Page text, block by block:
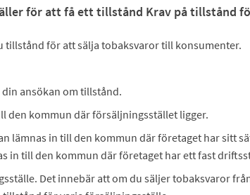
för att få ett tillstånd Krav på tillstånd
tillstånd för att sälja tobaksvaror till konsumenter.
ansökan om tillstånd.
den kommun där försäljningsstället ligger.
lämnas in till den kommun där företaget har sitt
in till den kommun där företaget har ett fast
Det innebär att om du säljer tobaksvaror